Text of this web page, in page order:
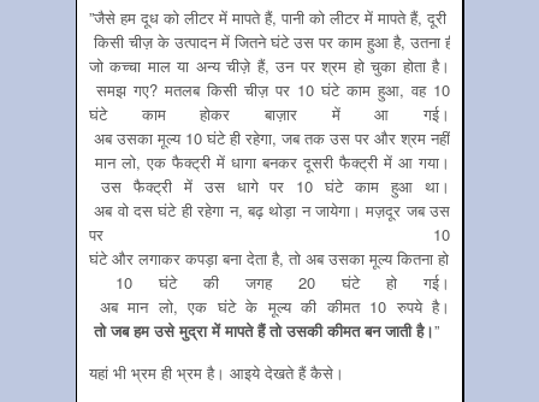
”जैसे हम दूध को लीटर में मापते हैं, पानी को लीटर में मापते हैं, दूरी को मीटर में
किसी चीज़ के उत्पादन में जितने घंटे उस पर काम हुआ है, उतना ही उसका मूल्य
जो कच्चा माल या अन्य चीज़े हैं, उन पर श्रम हो चुका होता है।
समझ गए? मतलब किसी चीज़ पर 10 घंटे काम हुआ, वह 10
घंटे काम होकर बाज़ार में आ गई।
अब उसका मूल्य 10 घंटे ही रहेगा, जब तक उस पर और श्रम नहीं होता है।
मान लो, एक फैक्ट्री में धागा बनकर दूसरी फैक्ट्री में आ गया।
उस फैक्ट्री में उस धागे पर 10 घंटे काम हुआ था।
अब वो दस घंटे ही रहेगा न, बढ़ थोड़ा न जायेगा। मज़दूर जब उस
पर 10
घंटे और लगाकर कपड़ा बना देता है, तो अब उसका मूल्य कितना हो गया, 20 घंटे
10 घंटे की जगह 20 घंटे हो गई।
अब मान लो, एक घंटे के मूल्य की कीमत 10 रुपये है।
तो जब हम उसे मुद्रा में मापते हैं तो उसकी कीमत बन जाती है।”
यहां भी भ्रम ही भ्रम है। आइये देखते हैं कैसे।